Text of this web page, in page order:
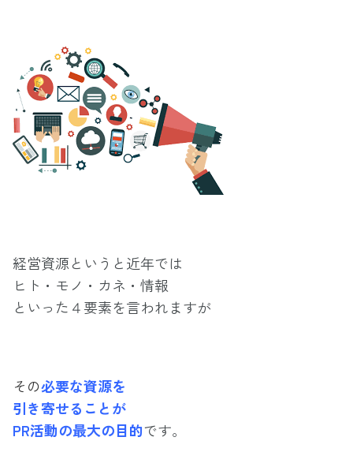
経営資源というと近年では
ヒト・モノ・カネ・情報
といった４要素を言われますが
その必要な資源を
引き寄せることが
PR活動の最大の目的です。